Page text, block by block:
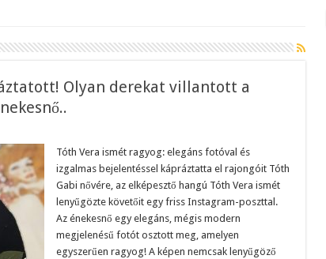
Olyan derekat villantott a
Tóth Vera ismét ragyog: elegáns fotóval és
izgalmas bejelentéssel kápráztatta el rajongóit Tóth
Gabi nővére, az elképesztő hangú Tóth Vera ismét
lenyűgözte követőit egy friss Instagram-poszttal.
Az énekesnő egy elegáns, mégis modern
megjelenésű fotót osztott meg, amelyen
egyszerűen ragyog! A képen nemcsak lenyűgöző